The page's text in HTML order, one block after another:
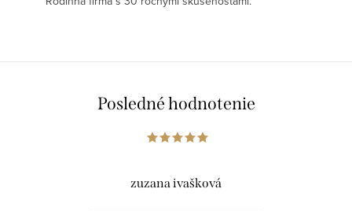
Posledné hodnotenie
zuzana ivašková